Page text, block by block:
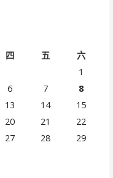
四 五 六
1
6 7
8
13 14
15
20 21
22
27 28
29